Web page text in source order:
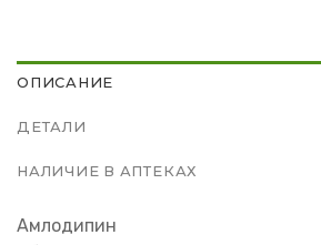
ОПИСАНИЕ
ДЕТАЛИ
НАЛИЧИЕ В АПТЕКАХ
Амлодипин